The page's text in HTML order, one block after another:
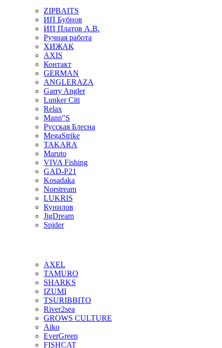
ZIPBAITS
ИП Бубнов
ИП Платов А.В.
Ручная работа
ХИЖАК
AXIS
Контакт
GERMAN
ANGLERAZA
Garry Angler
Lunker Citi
Relax
Mann"S
Русская Блесна
MegaStrike
TAKARA
Maruto
VIVA Fishing
GAD-P21
Kosadaka
Norstream
LUKRIS
Кунилов
JigDream
Spider
AXEL
TAMURO
SHARKS
IZUMI
TSURIBBITO
River2sea
GROWS CULTURE
Aiko
EverGreen
FISHCAT